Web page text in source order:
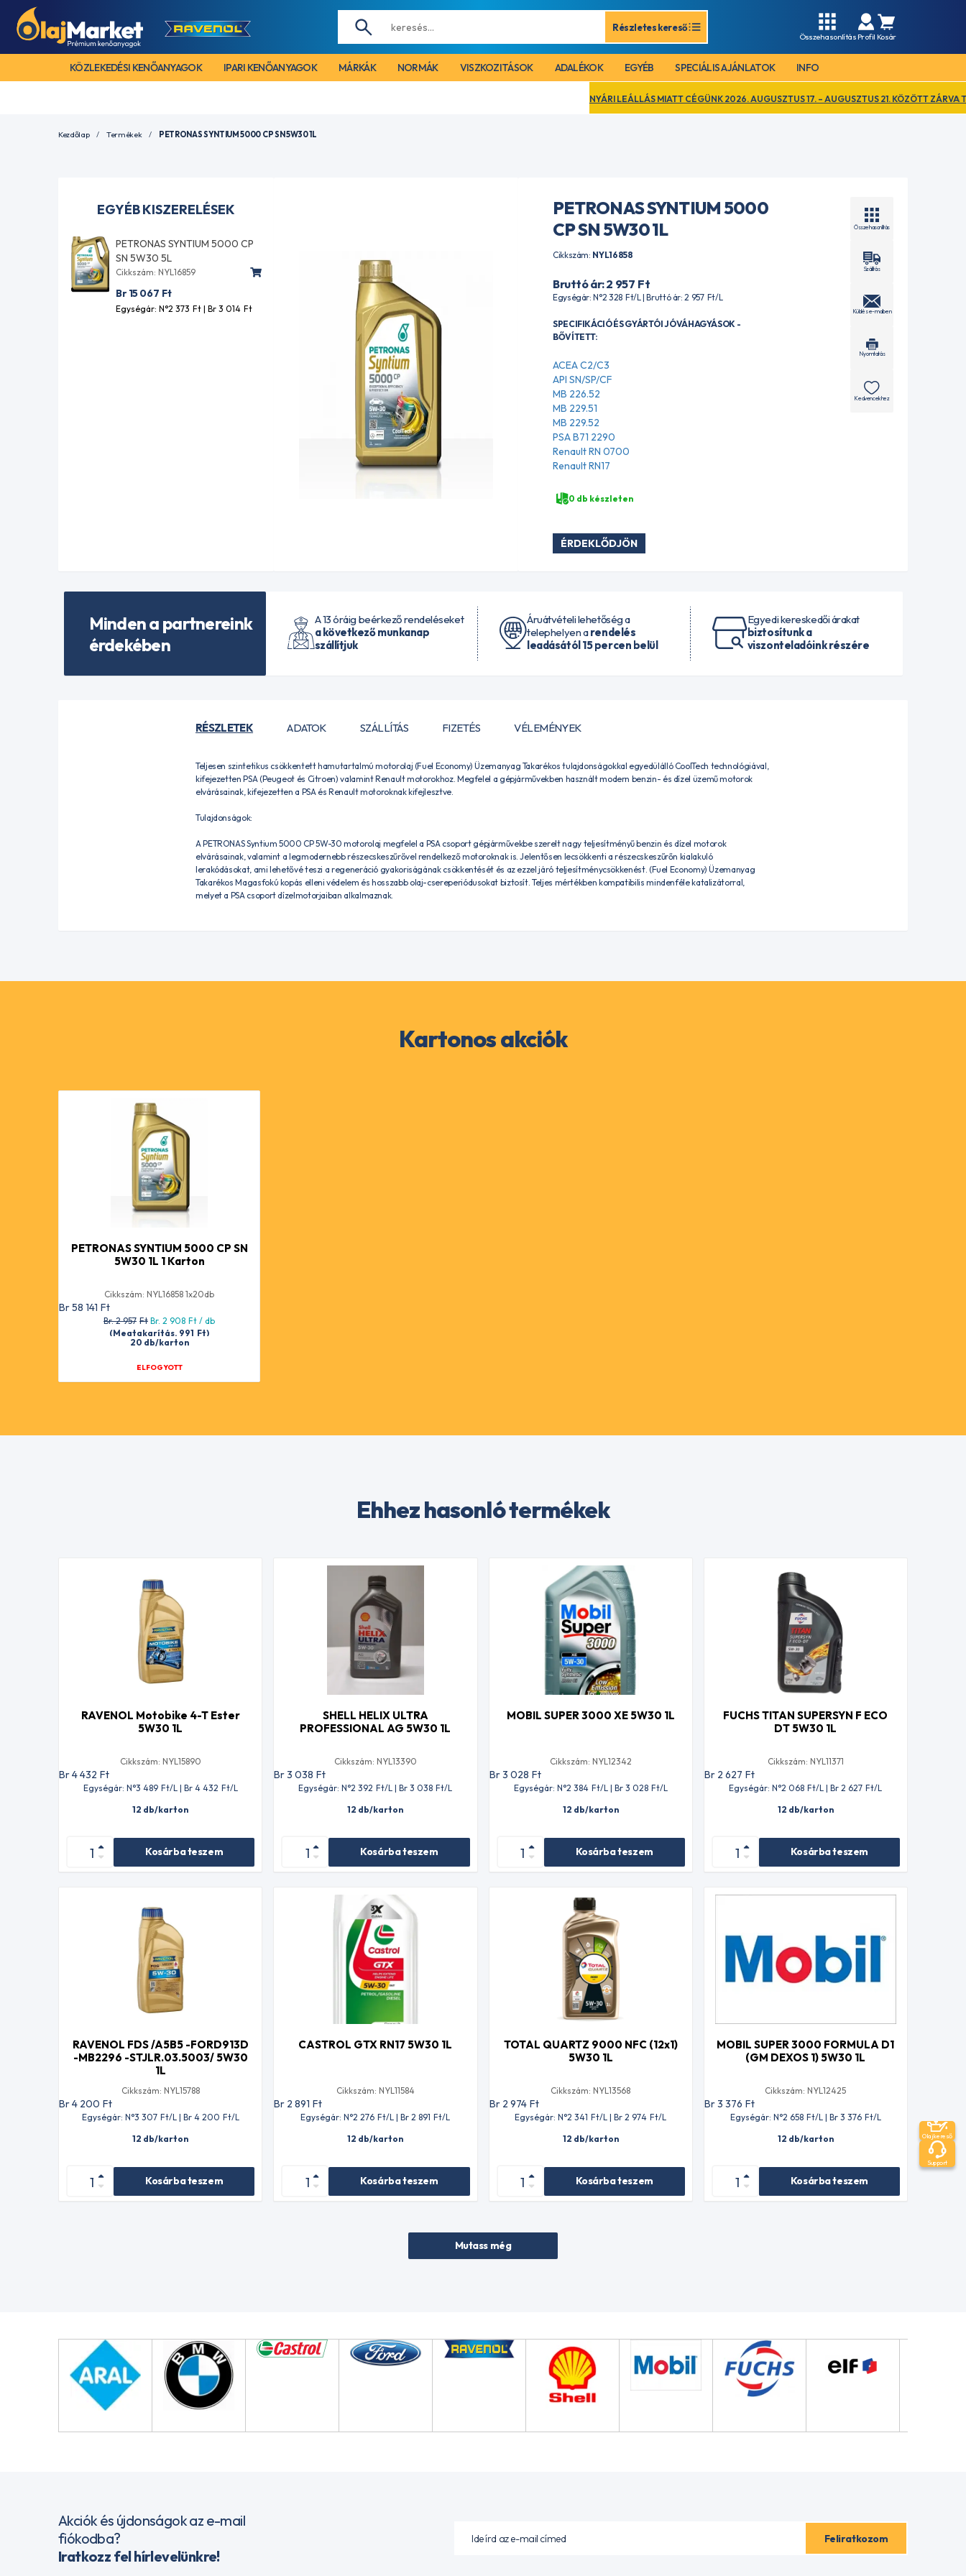
Részletes kereső
Összehasonlítás Profil Kosár
KÖZLEKEDÉSI KENŐANYAGOK IPARI KENŐANYAGOK MÁRKÁK NORMÁK VISZKOZITÁSOK ADALÉKOK EGYÉB SPECIÁLIS AJÁNLATOK INFO
NYÁRI LEÁLLÁS MIATT CÉGÜNK 2026. AUGUSZTUS 17. – AUGUSZTUS 21. KÖZÖTT ZÁRVA TART. EZ IDŐ
Kezdőlap Termékek PETRONAS SYNTIUM 5000 CP SN 5W30 1L
EGYÉB KISZERELÉSEK
PETRONAS SYNTIUM 5000 CP
SN 5W30 5L
Cikkszám: NYL16859
Br 15 067 Ft
Egységár: N°2 373 Ft | Br 3 014 Ft
PETRONAS SYNTIUM 5000
CP SN 5W30 1L
Cikkszám: NYL16858
Bruttó ár: 2 957 Ft
Egységár: N°2 328 Ft/L | Bruttó ár: 2 957 Ft/L
SPECIFIKÁCIÓ ÉS GYÁRTÓI JÓVÁHAGYÁSOK -
BŐVÍTETT:
ACEA C2/C3
API SN/SP/CF
MB 226.52
MB 229.51
MB 229.52
PSA B71 2290
Renault RN 0700
Renault RN17
0 db készleten
ÉRDEKLŐDJÖN
Összehasonlítás
Szállítás
Küldés e-mailben
Nyomtatás
Kedvencekhez
Minden a partnereink
érdekében
A 13 óráig beérkező rendeléseket
a következő munkanap
szállítjuk
Áruátvételi lehetőség a
telephelyen arendelés
leadásától 15 percen belül
Egyedi kereskedői árakat
biztosítunk a
viszonteladóink részére
RÉSZLETEK ADATOK SZÁLLÍTÁS FIZETÉS VÉLEMÉNYEK
Teljesen szintetikus csökkentett hamutartalmú motorolaj (Fuel Economy) Üzemanyag Takarékos tulajdonságokkal egyedülálló CoolTech technológiával,
kifejezetten PSA (Peugeot és Citroen) valamint Renault motorokhoz. Megfelel a gépjárművekben használt modern benzin- és dízel üzemű motorok
elvárásainak, kifejezetten a PSA és Renault motoroknak kifejlesztve.
Tulajdonságok:
A PETRONAS Syntium 5000 CP 5W-30 motorolaj megfelel a PSA csoport gépjárművekbe szerelt nagy teljesítményű benzin és dízel motorok
elvárásainak, valamint a legmodernebb részecskeszűrővel rendelkező motoroknak is. Jelentősen lecsökkenti a részecskeszűrőn kialakuló
lerakódásokat, ami lehetővé teszi a regeneráció gyakoriságának csökkentését és az ezzel járó teljesítménycsökkenést. (Fuel Economy) Üzemanyag
Takarékos Magasfokú kopás elleni védelem és hosszabb olaj-csereperiódusokat biztosít. Teljes mértékben kompatibilis mindenféle katalizátorral,
melyet a PSA csoport dízelmotorjaiban alkalmaznak.
Kartonos akciók
PETRONAS SYNTIUM 5000 CP SN
5W30 1L 1 Karton
Cikkszám: NYL16858 1x20db
Br 58 141 Ft
Br. 2 957 Ft Br. 2 908 Ft / db
(Megtakarítás. 991 Ft)
20 db/karton
ELFOGYOTT
Ehhez hasonló termékek
RAVENOL Motobike 4-T Ester
5W30 1L
Cikkszám: NYL15890
Br 4 432 Ft
Egységár: N°3 489 Ft/L | Br 4 432 Ft/L
12 db/karton
Kosárba teszem
SHELL HELIX ULTRA
PROFESSIONAL AG 5W30 1L
Cikkszám: NYL13390
Br 3 038 Ft
Egységár: N°2 392 Ft/L | Br 3 038 Ft/L
12 db/karton
Kosárba teszem
MOBIL SUPER 3000 XE 5W30 1L
Cikkszám: NYL12342
Br 3 028 Ft
Egységár: N°2 384 Ft/L | Br 3 028 Ft/L
12 db/karton
Kosárba teszem
FUCHS TITAN SUPERSYN F ECO
DT 5W30 1L
Cikkszám: NYL11371
Br 2 627 Ft
Egységár: N°2 068 Ft/L | Br 2 627 Ft/L
12 db/karton
Kosárba teszem
RAVENOL FDS /A5B5 -FORD913D
-MB2296 -STJLR.03.5003/ 5W30
1L
Cikkszám: NYL15788
Br 4 200 Ft
Egységár: N°3 307 Ft/L | Br 4 200 Ft/L
12 db/karton
Kosárba teszem
CASTROL GTX RN17 5W30 1L
Cikkszám: NYL11584
Br 2 891 Ft
Egységár: N°2 276 Ft/L | Br 2 891 Ft/L
12 db/karton
Kosárba teszem
TOTAL QUARTZ 9000 NFC (12x1)
5W30 1L
Cikkszám: NYL13568
Br 2 974 Ft
Egységár: N°2 341 Ft/L | Br 2 974 Ft/L
12 db/karton
Kosárba teszem
MOBIL SUPER 3000 FORMULA D1
(GM DEXOS 1) 5W30 1L
Cikkszám: NYL12425
Br 3 376 Ft
Egységár: N°2 658 Ft/L | Br 3 376 Ft/L
12 db/karton
Kosárba teszem
Mutass még
Akciók és újdonságok az e-mail
fiókodba?
Iratkozz fel hírlevelünkre!
Olajkereső
Support